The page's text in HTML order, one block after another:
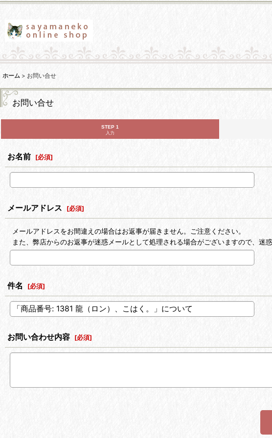
ホーム > お問い合せ
お問い合せ
STEP 1
入力
お名前 [必須]
メールアドレス [必須]
メールアドレスをお間違えの場合はお返事が届きません。ご注意ください。
また、弊店からのお返事が迷惑メールとして処理される場合がございますので、迷
件名 [必須]
お問い合わせ内容 [必須]